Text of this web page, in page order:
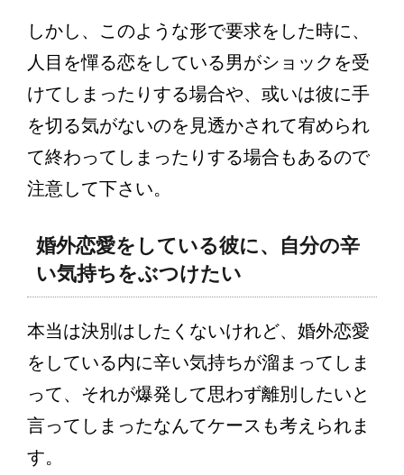
しかし、このような形で要求をした時に、
人目を憚る恋をしている男がショックを受
けてしまったりする場合や、或いは彼に手
を切る気がないのを見透かされて宥められ
て終わってしまったりする場合もあるので
注意して下さい。
婚外恋愛をしている彼に、自分の辛
い気持ちをぶつけたい
本当は決別はしたくないけれど、婚外恋愛
をしている内に辛い気持ちが溜まってしま
って、それが爆発して思わず離別したいと
言ってしまったなんてケースも考えられま
す。